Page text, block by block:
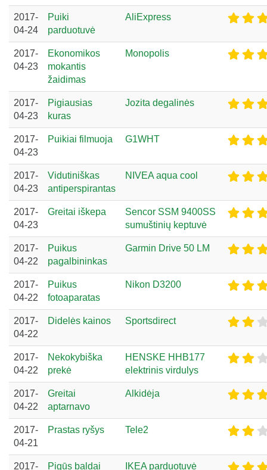
2017-
04-24
Puiki
parduotuvė
AliExpress
2017-
04-23
Ekonomikos
mokantis
žaidimas
Monopolis
2017-
04-23
Pigiausias
kuras
Jozita degalinės
2017-
04-23
Puikiai filmuoja G1WHT
2017-
04-23
Vidutiniškas
antiperspirantas
NIVEA aqua cool
2017-
04-23
Greitai iškepa
Sencor SSM 9400SS
sumuštinių keptuvė
2017-
04-22
Puikus
pagalbininkas
Garmin Drive 50 LM
2017-
04-22
Puikus
fotoaparatas
Nikon D3200
2017-
04-22
Didelės kainos Sportsdirect
2017-
04-22
Nekokybiška
prekė
HENSKE HHB177
elektrinis virdulys
2017-
04-22
Greitai
aptarnavo
Alkidėja
2017-
04-21
Prastas ryšys Tele2
2017-
Pigūs baldai IKEA parduotuvė